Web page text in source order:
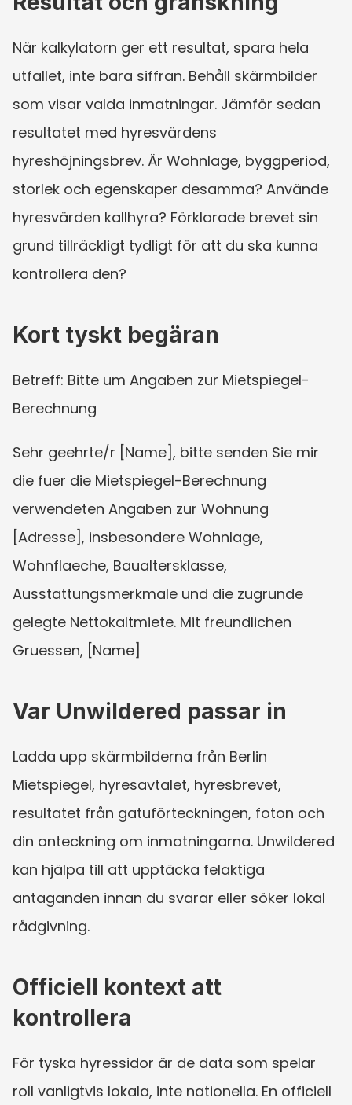
När kalkylatorn ger ett resultat, spara hela
utfallet, inte bara siffran. Behåll skärmbilder
som visar valda inmatningar. Jämför sedan
resultatet med hyresvärdens
hyreshöjningsbrev. Är Wohnlage, byggperiod,
storlek och egenskaper desamma? Använde
hyresvärden kallhyra? Förklarade brevet sin
grund tillräckligt tydligt för att du ska kunna
kontrollera den?
Kort tyskt begäran
Betreff: Bitte um Angaben zur Mietspiegel-
Berechnung
Sehr geehrte/r [Name], bitte senden Sie mir
die fuer die Mietspiegel-Berechnung
verwendeten Angaben zur Wohnung
[Adresse], insbesondere Wohnlage,
Wohnflaeche, Baualtersklasse,
Ausstattungsmerkmale und die zugrunde
gelegte Nettokaltmiete. Mit freundlichen
Gruessen, [Name]
Var Unwildered passar in
Ladda upp skärmbilderna från Berlin
Mietspiegel, hyresavtalet, hyresbrevet,
resultatet från gatuförteckningen, foton och
din anteckning om inmatningarna. Unwildered
kan hjälpa till att upptäcka felaktiga
antaganden innan du svarar eller söker lokal
rådgivning.
Officiell kontext att
kontrollera
För tyska hyressidor är de data som spelar
roll vanligtvis lokala, inte nationella. En officiell